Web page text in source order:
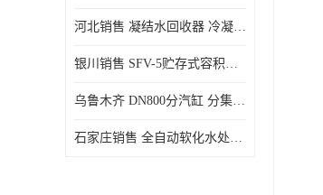
河北销售 凝结水回收器 冷凝水回收器
银川销售 SFV-5贮存式容积式换热器
乌鲁木齐 DN800分汽缸 分集水器
石家庄销售 全自动软化水处理器